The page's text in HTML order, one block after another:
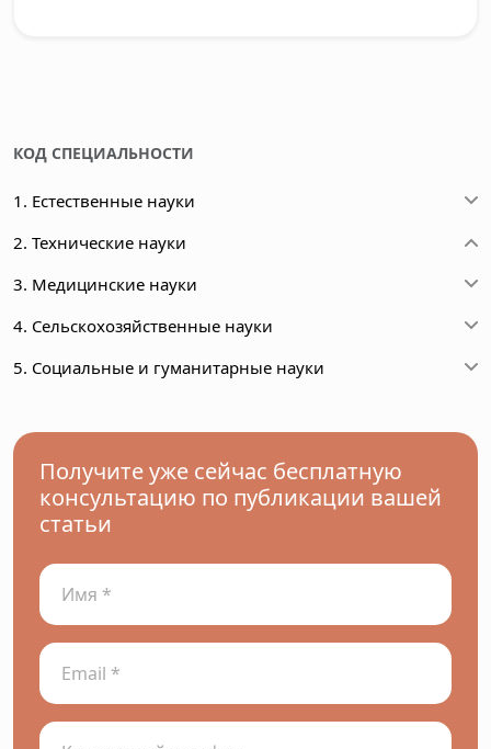
КОД СПЕЦИАЛЬНОСТИ
1. Естественные науки
2. Технические науки
3. Медицинские науки
4. Сельскохозяйственные науки
5. Социальные и гуманитарные науки
Получите уже сейчас бесплатную
консультацию по публикации вашей
статьи